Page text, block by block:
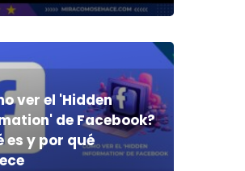
ver el 'Hidden
de Facebook?
es y por qué